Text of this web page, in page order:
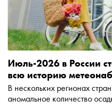
Июль-2026 в России
всю историю
В нескольких регионах
аномальное количество